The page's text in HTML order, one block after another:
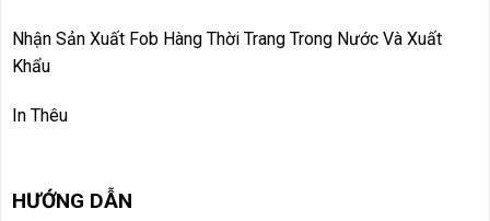
Nhận Sản Xuất Fob Hàng Thời Trang Trong Nước Và Xuất
Khẩu
In Thêu
HƯỚNG DẪN